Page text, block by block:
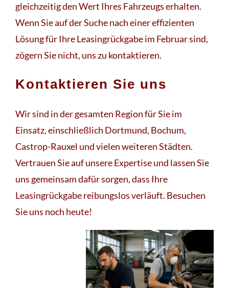
gleichzeitig den Wert Ihres Fahrzeugs erhalten.
Wenn Sie auf der Suche nach einer effizienten
Lösung für Ihre Leasingrückgabe im Februar sind,
zögern Sie nicht, uns zu kontaktieren.
Kontaktieren Sie uns
Wir sind in der gesamten Region für Sie im
Einsatz, einschließlich Dortmund, Bochum,
Castrop-Rauxel und vielen weiteren Städten.
Vertrauen Sie auf unsere Expertise und lassen Sie
uns gemeinsam dafür sorgen, dass Ihre
Leasingrückgabe reibungslos verläuft. Besuchen
Sie uns noch heute!